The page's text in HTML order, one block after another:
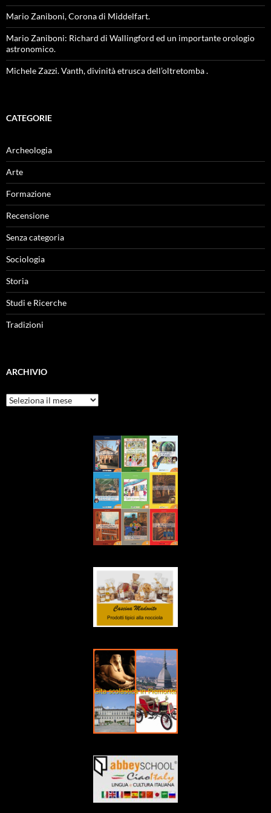
Mario Zaniboni, Corona di Middelfart.
Mario Zaniboni: Richard di Wallingford ed un importante orologio
astronomico.
Michele Zazzi. Vanth, divinità etrusca dell’oltretomba .
CATEGORIE
Archeologia
Arte
Formazione
Recensione
Senza categoria
Sociologia
Storia
Studi e Ricerche
Tradizioni
ARCHIVIO
Archivio